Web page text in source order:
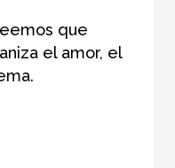
que
el amor, el